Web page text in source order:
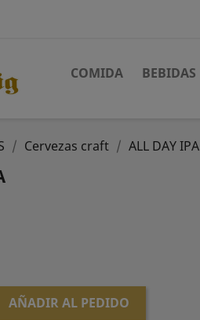
COMIDA BEBIDAS
Cervezas craft ALL DAY IPA
AÑADIR AL PEDIDO